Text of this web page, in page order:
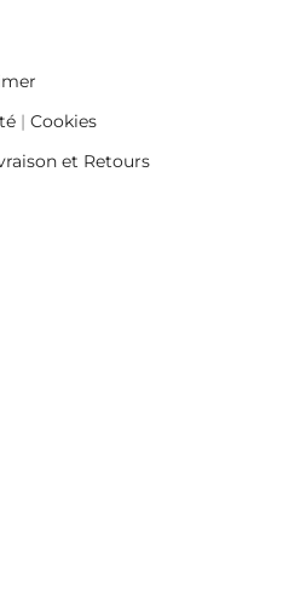
|Cookies
et Retours